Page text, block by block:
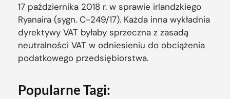
17 października 2018 r. w sprawie irlandzkiego
Ryanaira (sygn. C-249/17). Każda inna wykładnia
dyrektywy VAT byłaby sprzeczna z zasadą
neutralności VAT w odniesieniu do obciążenia
podatkowego przedsiębiorstwa.
Popularne Tagi: